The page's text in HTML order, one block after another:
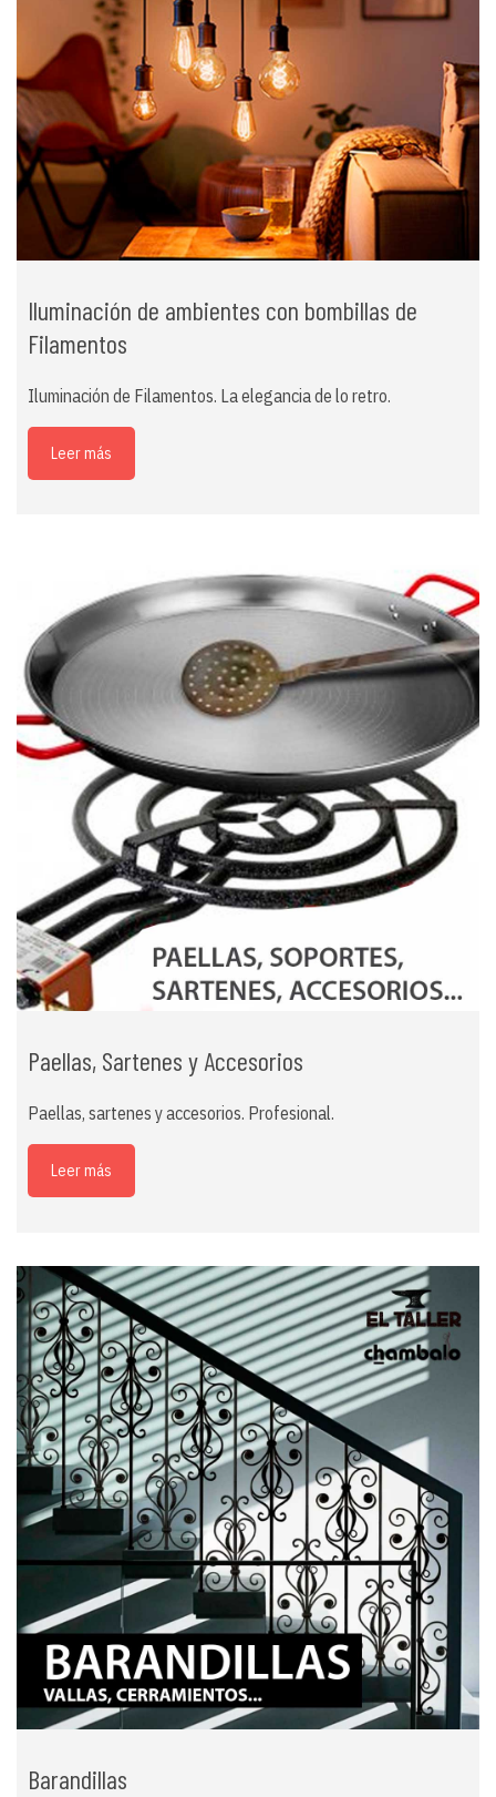
Iluminación de ambientes con bombillas de
Filamentos
Iluminación de Filamentos. La elegancia de lo retro.
Leer más
Paellas, Sartenes y Accesorios
Paellas, sartenes y accesorios. Profesional.
Leer más
Barandillas